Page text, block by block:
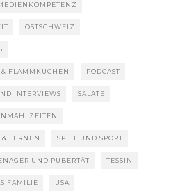
OSTSCHWEIZ
FLAMMKUCHEN PODCAST
INTERVIEWS SALATE
& LERNEN SPIEL UND SPORT
UND PUBERTÄT TESSIN
FAMILIE USA